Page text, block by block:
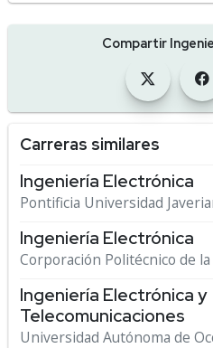
Compartir
Carreras similares
Ingeniería Electrónica
Pontificia Universidad
Ingeniería Electrónica
Corporación Politécnico de
Ingeniería Electrónica y
Telecomunicaciones
Universidad Autónoma de